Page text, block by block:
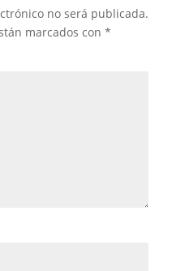
no será publicada.
marcados con *